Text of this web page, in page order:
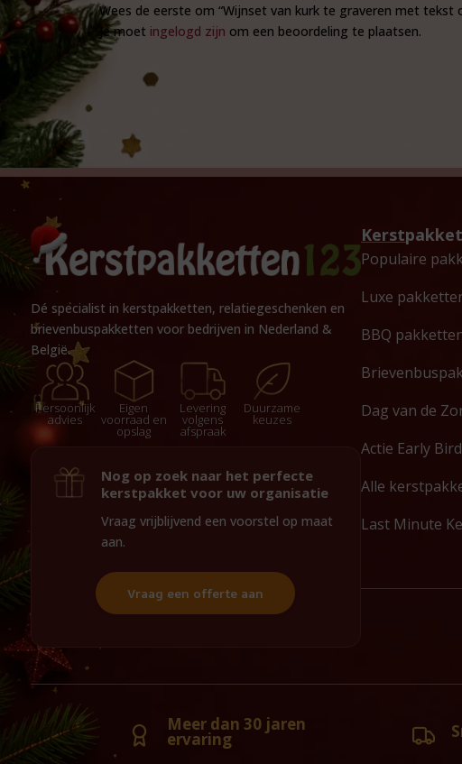
Wees de eerste om “Wijnset van kurk te graveren met tekst
Je moet ingelogd zijn om een beoordeling te plaatsen.
Dé specialist in kerstpakketten, relatiegeschenken en
brievenbuspakketten voor bedrijven in Nederland &
België.
Persoonlijk
advies
Eigen
voorraad en
opslag
Levering
volgens
afspraak
Duurzame
keuzes
Nog op zoek naar het perfecte
kerstpakket voor uw organisatie
Vraag vrijblijvend een voorstel op maat
aan.
Vraag een offerte aan
Populaire
Luxe
BBQ
Dag van de
Actie Early Bird
Alle
Last Minute
Meer dan 30 jaren
ervaring